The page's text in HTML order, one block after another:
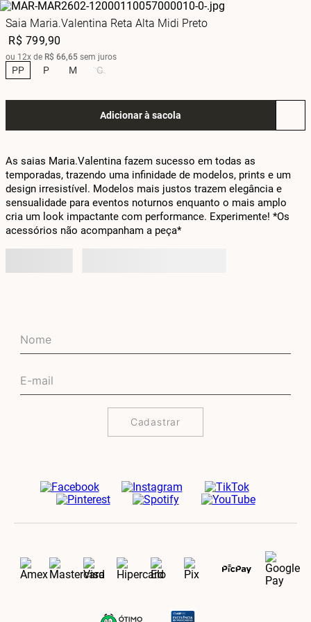
Saia Maria.Valentina Reta Alta Midi Preto
R$ 799,90
ou 12x de R$ 66,65 sem juros
PP P M G
Adicionar à sacola
As saias Maria.Valentina fazem sucesso em todas as
temporadas, trazendo uma infinidade de modelos, prints e um
design irresistível. Modelos mais justos trazem elegância e
sensualidade para eventos noturnos enquanto o mais amplo
cria um look impactante com performance. Experimente! *Os
acessórios não acompanham a peça*
Cadastrar